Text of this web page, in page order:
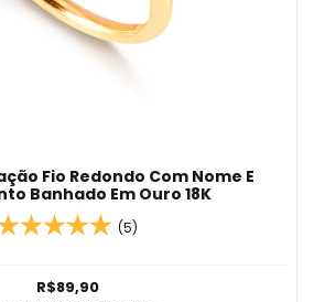
Fio Redondo Com Nome E
Banhado Em Ouro 18K
(5)
R$89,90